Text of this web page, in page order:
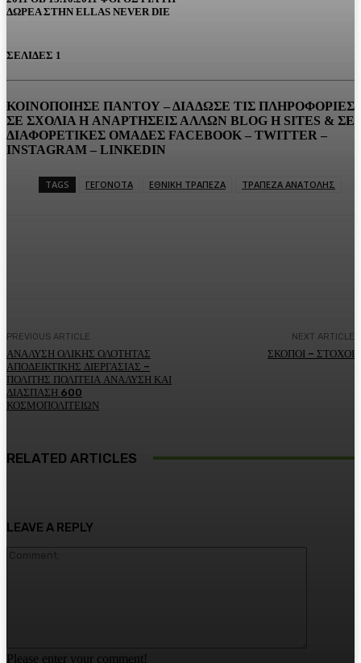
ΔΩΡΕΑ ΣΤΗΝ ELLAS NEVER DIE
ΣΕΛΙΔΕΣ 1
ΚΟΙΝΟΠΟΙΗΣΕ ΠΑΝΤΟΥ – ΔΙΑΔΩΣΕ ΤΙΣ ΠΛΗΡΟΦΟΡΙΕΣ
ΣΕ ΣΧΟΛΙΑ H ΑΝAΡΤΗΣΕΙΣ ΑΛΛΩΝ BLOG H SITES & ΣΕ
ΔΙΑΦΟΡΕTIKEΣ ΟΜΑΔΕΣ FACEBOOK – TWITTER –
INSTAGRAM – LINKEDIN
TAGS ΓΕΓΟΝΟΤΑ ΕΘΝΙΚΗ ΤΡΑΠΕΖΑ ΤΡΑΠΕΖΑ ΑΝΑΤΟΛΗΣ
PREVIOUS ARTICLE
ΑΝΑΛΥΣΗ ΟΛΙΚΗΣ ΟΛΟΤΗΤΑΣ
ΑΠΟΔΕΙΚΤΙΚΗΣ ΔΙΕΡΓΑΣΙΑΣ –
ΠΟΛΙΤΗΣ ΠΟΛΙΤΕΙΑ ΑΝΑΛΥΣΗ ΚΑΙ
ΔΙΑΣΠΑΣΗ 600
ΚΟΣΜΟΠΟΛΙΤΕΙΩΝ
NEXT ARTICLE
ΣΚΟΠΟΙ – ΣΤΟΧΟΙ
RELATED ARTICLES
LEAVE A REPLY
Please enter your comment!